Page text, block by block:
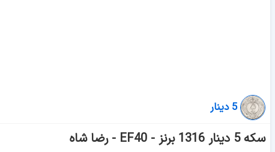
5 دینار
سکه 5 دینار 1316 برنز - EF40 - رضا شاه